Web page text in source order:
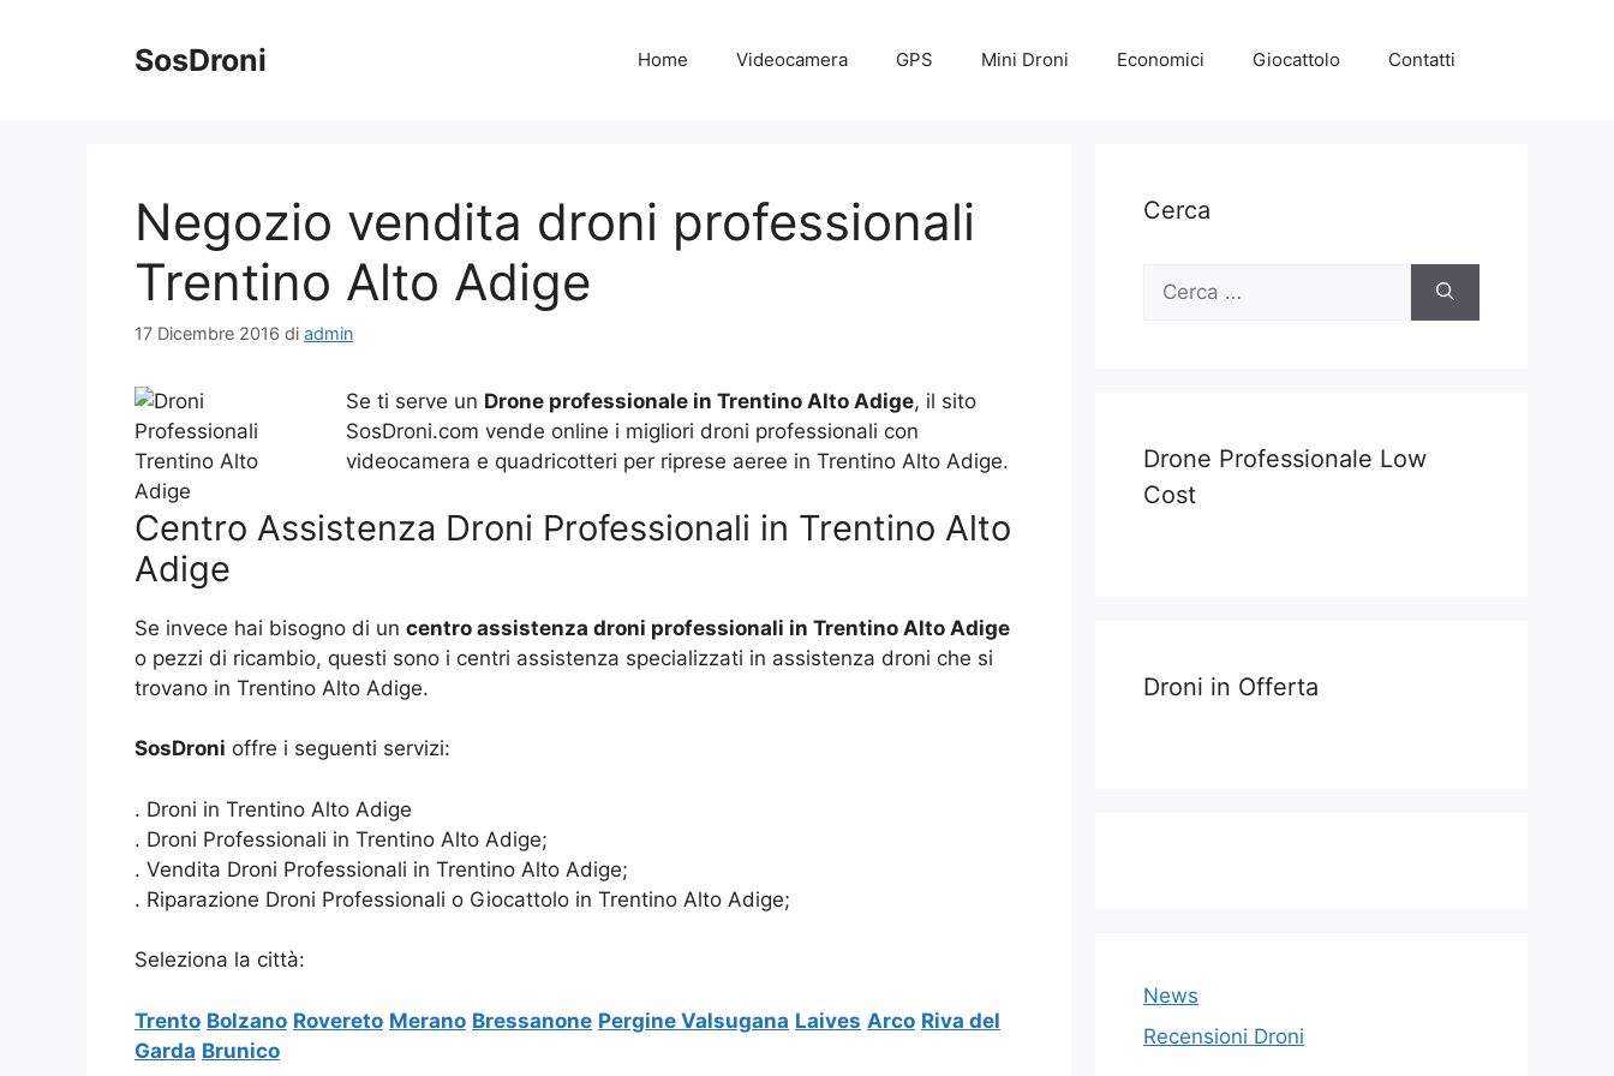
SosDroni Home Videocamera GPS Mini Droni Economici Giocattolo Contatti
Negozio vendita droni professionali
Trentino Alto Adige
17 Dicembre 2016 di admin
Se ti serve un Drone professionale in Trentino Alto Adige, il sito
SosDroni.com vende online i migliori droni professionali con
videocamera e quadricotteri per riprese aeree in Trentino Alto Adige.
Centro Assistenza Droni Professionali in Trentino Alto
Adige
Se invece hai bisogno di un centro assistenza droni professionali in Trentino Alto Adige
o pezzi di ricambio, questi sono i centri assistenza specializzati in assistenza droni che si
trovano in Trentino Alto Adige.
SosDroni offre i seguenti servizi:
. Droni in Trentino Alto Adige
. Droni Professionali in Trentino Alto Adige;
. Vendita Droni Professionali in Trentino Alto Adige;
. Riparazione Droni Professionali o Giocattolo in Trentino Alto Adige;
Seleziona la città:
Trento Bolzano Rovereto Merano Bressanone Pergine Valsugana Laives Arco Riva del
Garda Brunico
Cerca
Ricerca
Drone Professionale Low
Cost
Droni in Offerta
News
Recensioni Droni